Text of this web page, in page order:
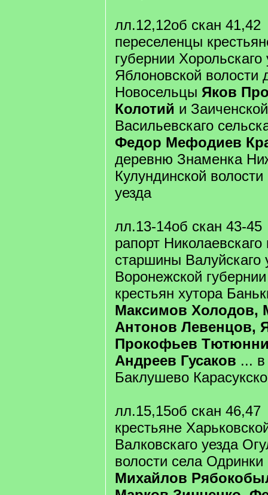
лл.12,12об скан 41,42
переселенцы
губернии Хорольскаго
Яблоновской волости
Новосельцы Яков
Колотий и
Васильевскаго
Федор Мефодиев
деревню Знаменка
Кулундинской
уезда
лл.13-14об скан 43-45
рапорт Николаевскаго
старшины Валуйскаго
Воронежской
крестьян хутора
Максимов Холодов,
Антонов Левенцов,
Прокофьев
Андреев Гусаков ...
Баклушево
лл.15,15об скан 46,47
крестьяне
Валковскаго уезда
волости села Одринки
Михайлов